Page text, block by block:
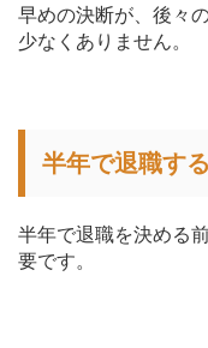
早めの決断が、後々
少なくありません。
半年で退職す
半年で退職を決める
要です。